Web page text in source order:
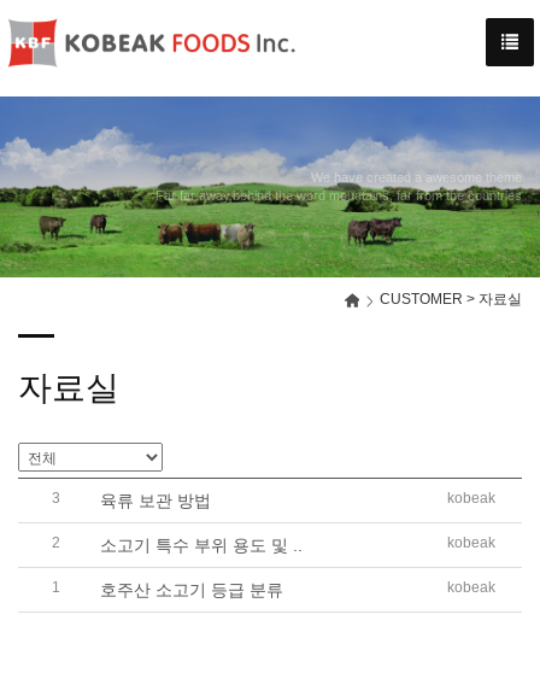
We have created a awesome theme
Far far away,behind the word mountains, far from the countries
CUSTOMER > 자료실
자료실
3 육류 보관 방법 kobeak
2 소고기 특수 부위 용도 및 .. kobeak
1 호주산 소고기 등급 분류 kobeak